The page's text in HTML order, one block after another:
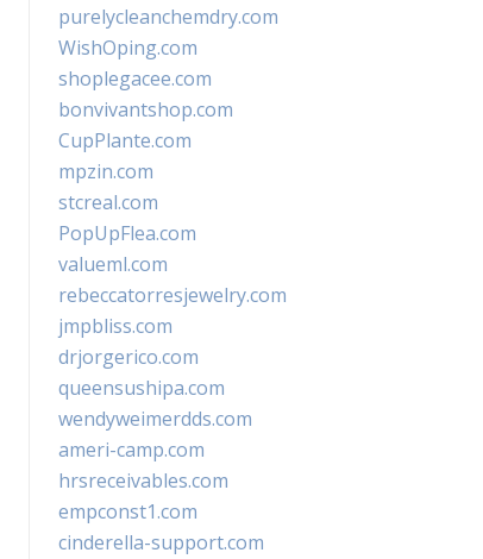
purelycleanchemdry.com
WishOping.com
shoplegacee.com
bonvivantshop.com
CupPlante.com
mpzin.com
stcreal.com
PopUpFlea.com
valueml.com
rebeccatorresjewelry.com
jmpbliss.com
drjorgerico.com
queensushipa.com
wendyweimerdds.com
ameri-camp.com
hrsreceivables.com
empconst1.com
cinderella-support.com